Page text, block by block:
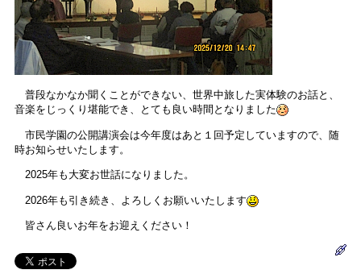
普段なかなか聞くことができない、世界中旅した実体験のお話と、
音楽をじっくり堪能でき、とても良い時間となりました
市民学園の公開講演会は今年度はあと１回予定していますので、随
時お知らせいたします。
2025年も大変お世話になりました。
2026年も引き続き、よろしくお願いいたします
皆さん良いお年をお迎えください！